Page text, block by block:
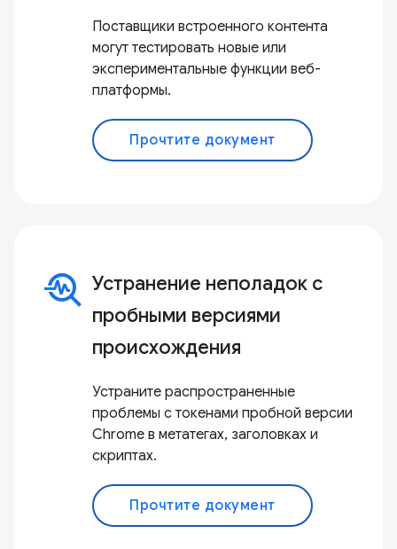
Поставщики встроенного контента
могут тестировать новые или
экспериментальные функции веб-
платформы.
Прочтите документ
troubleshoot Устранение неполадок с
пробными версиями
происхождения
Устраните распространенные
проблемы с токенами пробной версии
Chrome в метатегах, заголовках и
скриптах.
Прочтите документ